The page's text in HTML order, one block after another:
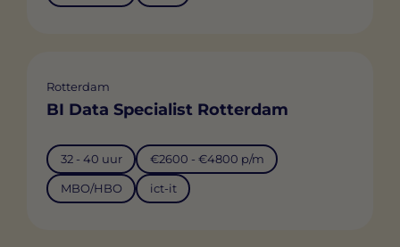
Rotterdam
BI Data Specialist Rotterdam
32 - 40 uur €2600 - €4800 p/m
MBO/HBO ict-it